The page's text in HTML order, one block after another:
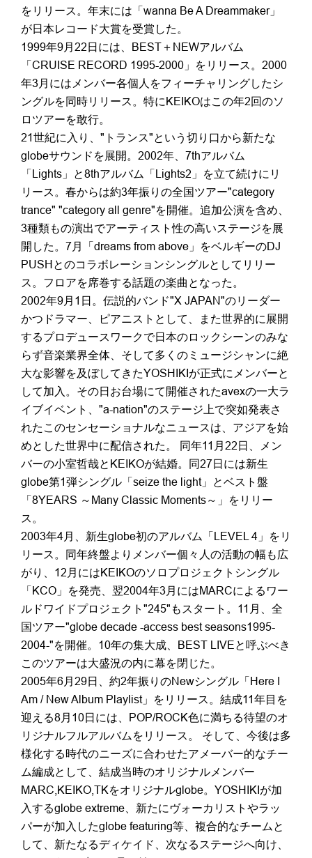
をリリース。年末には「wanna Be A Dreammaker」
が日本レコード大賞を受賞した。
1999年9月22日には、BEST＋NEWアルバム
「CRUISE RECORD 1995-2000」をリリース。2000
年3月にはメンバー各個人をフィーチャリングしたシ
ングルを同時リリース。特にKEIKOはこの年2回のソ
ロツアーを敢行。
21世紀に入り、"トランス"という切り口から新たな
globeサウンドを展開。2002年、7thアルバム
「Lights」と8thアルバム「Lights2」を立て続けにリ
リース。春からは約3年振りの全国ツアー"category
trance" "category all genre"を開催。追加公演を含め、
3種類もの演出でアーティスト性の高いステージを展
開した。7月「dreams from above」をベルギーのDJ
PUSHとのコラボレーションシングルとしてリリー
ス。フロアを席巻する話題の楽曲となった。
2002年9月1日。伝説的バンド"X JAPAN"のリーダー
かつドラマー、ピアニストとして、また世界的に展開
するプロデュースワークで日本のロックシーンのみな
らず音楽業界全体、そして多くのミュージシャンに絶
大な影響を及ぼしてきたYOSHIKIが正式にメンバーと
して加入。その日お台場にて開催されたavexの一大ラ
イブイベント、"a-nation"のステージ上で突如発表さ
れたこのセンセーショナルなニュースは、アジアを始
めとした世界中に配信された。 同年11月22日、メン
バーの小室哲哉とKEIKOが結婚。同27日には新生
globe第1弾シングル「seize the light」とベスト盤
「8YEARS ～Many Classic Moments～」をリリー
ス。
2003年4月、新生globe初のアルバム「LEVEL 4」をリ
リース。同年終盤よりメンバー個々人の活動の幅も広
がり、12月にはKEIKOのソロプロジェクトシングル
「KCO」を発売、翌2004年3月にはMARCによるワー
ルドワイドプロジェクト"245"もスタート。11月、全
国ツアー"globe decade -access best seasons1995-
2004-"を開催。10年の集大成、BEST LIVEと呼ぶべき
このツアーは大盛況の内に幕を閉じた。
2005年6月29日、約2年振りのNewシングル「Here I
Am / New Album Playlist」をリリース。結成11年目を
迎える8月10日には、POP/ROCK色に満ちる待望のオ
リジナルフルアルバムをリリース。 そして、今後は多
様化する時代のニーズに合わせたアメーバー的なチー
ム編成として、結成当時のオリジナルメンバー
MARC,KEIKO,TKをオリジナルglobe。YOSHIKIが加
入するglobe extreme、新たにヴォーカリストやラッ
パーが加入したglobe featuring等、複合的なチームと
して、新たなるディケイド、次なるステージへ向け、